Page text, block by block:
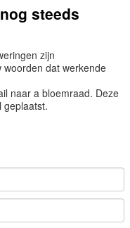
steeds
zijn
dat werkende
naar a bloemraad. Deze
geplaatst.